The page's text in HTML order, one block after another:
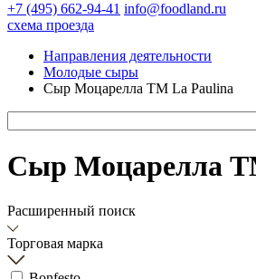
+7 (495) 662-94-41 info@foodland.ru
схема проезда
Направления деятельности
Молодые сыры
Сыр Моцарелла TM La Paulina
Сыр Моцарелла
Расширенный поиск
Торговая марка